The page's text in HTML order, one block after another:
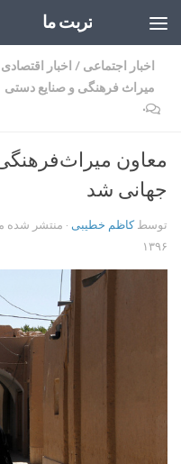
تربت ما
اخبار اجتماعی / اخبار اقتصادی
میراث فرهنگی و صنایع دستی
۰
معاون
جهانی شد
توسطکاظم خطیبی · منتشر شده
۱۳۹۶